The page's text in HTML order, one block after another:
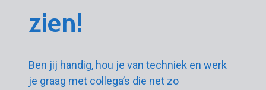
zien!
Ben jij handig, hou je van techniek en werk
je graag met collega’s die net zo